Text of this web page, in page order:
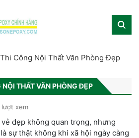
Công Nội Thất Văn Phòng Đẹp
THẤT VĂN PHÒNG ĐẸP
lượt xem
đẹp không quan trọng, nhưng
sự thật không khi xã hội ngày càng